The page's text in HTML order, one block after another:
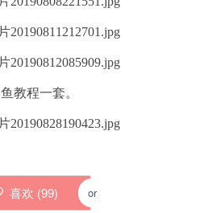
教程一套。
喜欢 (99) or